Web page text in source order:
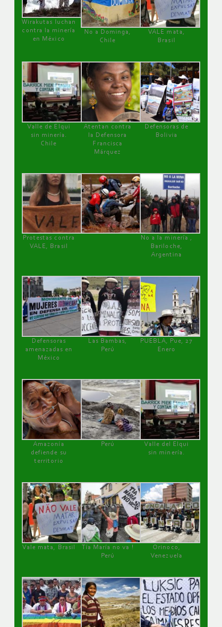
Wirakutas luchan
contra la minería
en México
No a Dominga,
Chile
VALE mata,
Brasil
Valle de Elqui
sin minería.
Chile
Atentan contra
la Defensora
Francisca
Márquez
Defensoras de
Bolivia
Protestas contra
VALE, Brasil
No a la minería ,
Bariloche,
Argentina
Defensoras
amenazadas en
México
Las Bambas,
Perú
PUEBLA, Pue, 27
Enero
Amazonía
defiende su
territorio
Perú
Valle del Elqui
sin minería.
Vale mata, Brasil
Tía María no va !
Perú
Orinoco,
Venezuela